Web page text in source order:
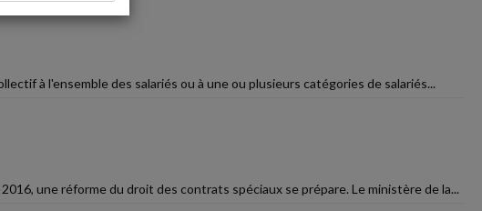
à l'ensemble des salariés ou à une ou plusieurs catégories de salariés...
une réforme du droit des contrats spéciaux se prépare. Le ministère de la...